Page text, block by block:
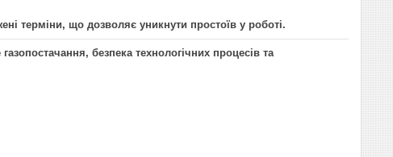
терміни, що дозволяє уникнути простоїв у роботі.
безпека технологічних процесів та